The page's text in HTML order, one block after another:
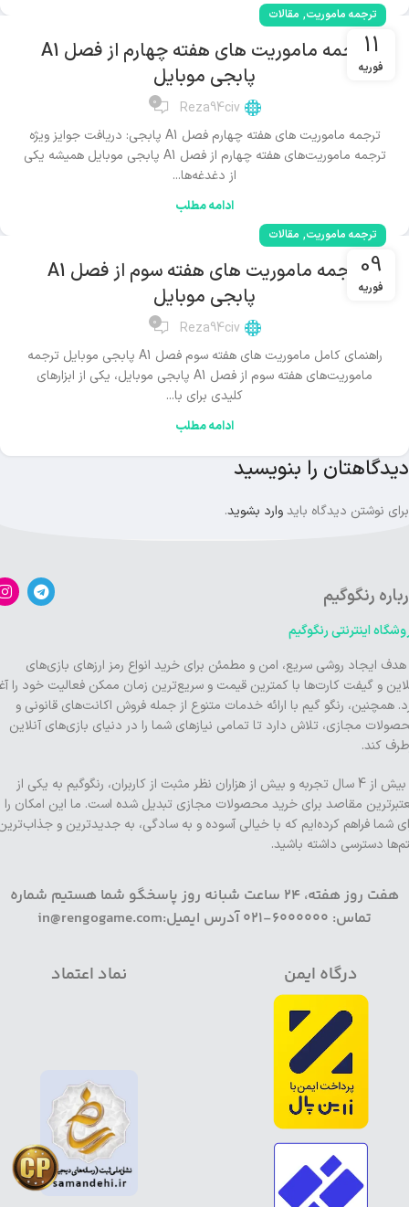
11
فوریه
ترجمه ماموریت, مقالات
ترجمه ماموریت های هفته چهارم از فصل A1
پابجی موبایل
Reza94civ
0
ترجمه ماموریت های هفته چهارم فصل A1 پابجی: دریافت جوایز ویژه
ترجمه ماموریت‌های هفته چهارم از فصل A1 پابجی موبایل همیشه یکی
از دغدغه‌ها...
ادامه مطلب
09
فوریه
ترجمه ماموریت, مقالات
ترجمه ماموریت های هفته سوم از فصل A1
پابجی موبایل
Reza94civ
0
راهنمای کامل ماموریت های هفته سوم فصل A1 پابجی موبایل ترجمه
ماموریت‌های هفته سوم از فصل A1 پابجی موبایل، یکی از ابزارهای
کلیدی برای با...
ادامه مطلب
دیدگاهتان را بنویسید
برای نوشتن دیدگاه بایدوارد بشوید.
رنگوگیم
اینترنتی رنگوگیم
هدف ایجاد روشی سریع، امن و مطمئن برای خرید انواع رمز ارزهای بازی‌های
و گیفت کارت‌ها با کمترین قیمت و سریع‌ترین زمان ممکن فعالیت خود را
همچنین، رنگو گیم با ارائه خدمات متنوع از جمله فروش اکانت‌های قانونی و
مجازی، تلاش دارد تا تمامی نیازهای شما را در دنیای بازی‌های آنلاین
کند.
با بیش از 4 سال تجربه و بیش از هزاران نظر مثبت از کاربران، رنگوگیم به یکی از
مقاصد برای خرید محصولات مجازی تبدیل شده است. ما این امکان را
شما فراهم کرده‌ایم که با خیالی آسوده و به سادگی، به جدیدترین و
دسترسی داشته باشید.
هفت روز هفته، 24 ساعت شبانه روز پاسخگو شما هستیم شماره
تماس: 6000000-021 آدرس ایمیل:in@rengogame.com
درگاه ایمن نماد اعتماد